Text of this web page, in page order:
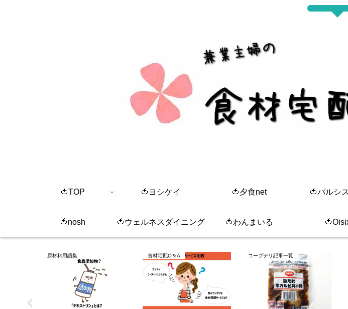
🍅TOP 🍅ヨシケイ 🍅夕食net 🍅パルシ
🍅nosh 🍅ウェルネスダイニング 🍅わんまいる
原材料用語集 食材宅配Q＆A コープデリ記事一覧